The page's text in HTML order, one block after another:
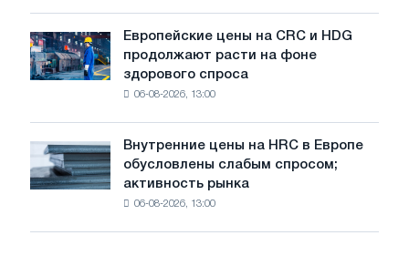
замедление
роста
цен
новую
режущую
Европейские
цены
на
продолжают
расти
здорового
Европейские цены на CRC и HDG
продолжают расти на фоне
здорового спроса
06-08-2026, 13:00
Внутренние
цены
на
Внутренние цены на HRC в Европе
обусловлены слабым спросом;
активность рынка
06-08-2026, 13:00